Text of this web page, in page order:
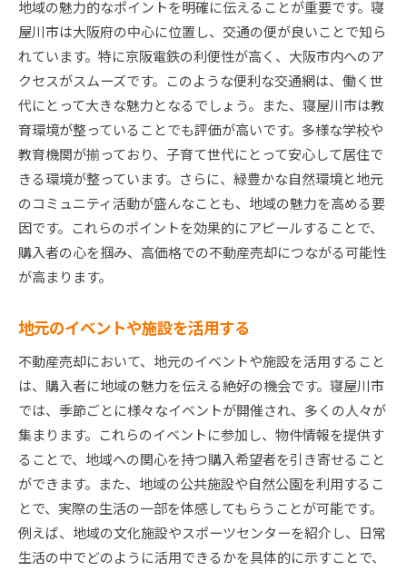
地域の魅力的なポイントを明確に伝えることが重要です。寝
屋川市は大阪府の中心に位置し、交通の便が良いことで知ら
れています。特に京阪電鉄の利便性が高く、大阪市内へのア
クセスがスムーズです。このような便利な交通網は、働く世
代にとって大きな魅力となるでしょう。また、寝屋川市は教
育環境が整っていることでも評価が高いです。多様な学校や
教育機関が揃っており、子育て世代にとって安心して居住で
きる環境が整っています。さらに、緑豊かな自然環境と地元
のコミュニティ活動が盛んなことも、地域の魅力を高める要
因です。これらのポイントを効果的にアピールすることで、
購入者の心を掴み、高価格での不動産売却につながる可能性
が高まります。
地元のイベントや施設を活用する
不動産売却において、地元のイベントや施設を活用すること
は、購入者に地域の魅力を伝える絶好の機会です。寝屋川市
では、季節ごとに様々なイベントが開催され、多くの人々が
集まります。これらのイベントに参加し、物件情報を提供す
ることで、地域への関心を持つ購入希望者を引き寄せること
ができます。また、地域の公共施設や自然公園を利用するこ
とで、実際の生活の一部を体感してもらうことが可能です。
例えば、地域の文化施設やスポーツセンターを紹介し、日常
生活の中でどのように活用できるかを具体的に示すことで、